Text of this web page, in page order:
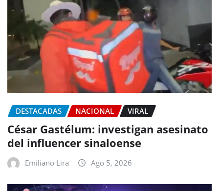
DESTACADAS NACIONAL VIRAL
César Gastélum: investigan asesinato
del influencer sinaloense
Emiliano Lira Ago 5, 2026